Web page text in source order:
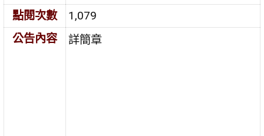
點閱次數
1,079
公告內容
詳簡章